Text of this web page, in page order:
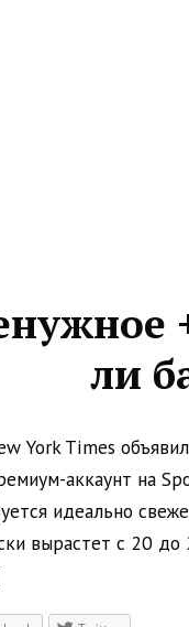
ли
York Times
аккаунт на
идеально
вырастет с 20